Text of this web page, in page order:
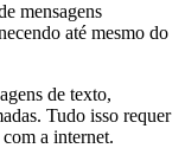
mensagens
até mesmo do
de texto,
Tudo isso requer
a internet.